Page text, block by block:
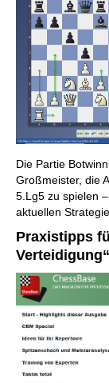
Die Partie
Großmeister, die
5.Lg5 zu spielen –
aktuellen
Praxistipps
Verteidigung“